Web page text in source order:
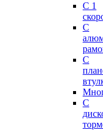
С 1
С
С
С